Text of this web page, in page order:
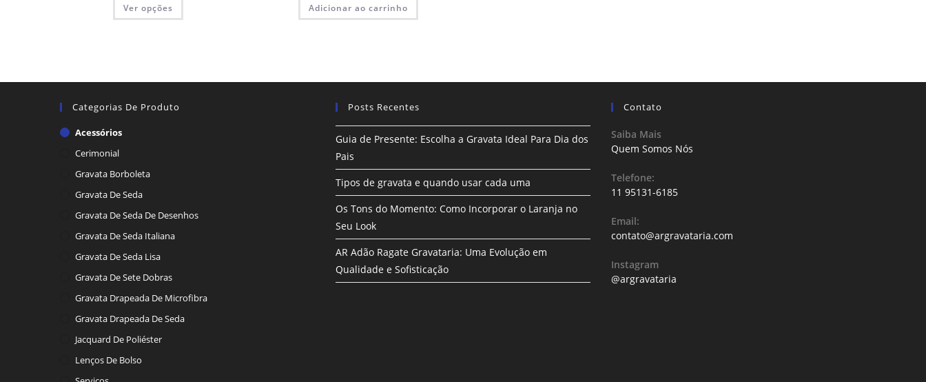
Ver opções Adicionar ao carrinho
Categorias De Produto
Acessórios
Cerimonial
Gravata Borboleta
Gravata De Seda
Gravata De Seda De Desenhos
Gravata De Seda Italiana
Gravata De Seda Lisa
Gravata De Sete Dobras
Gravata Drapeada De Microfibra
Gravata Drapeada De Seda
Jacquard De Poliéster
Lenços De Bolso
Posts Recentes
Guia de Presente: Escolha a Gravata Ideal Para Dia dos
Pais
Tipos de gravata e quando usar cada uma
Os Tons do Momento: Como Incorporar o Laranja no
Seu Look
AR Adão Ragate Gravataria: Uma Evolução em
Qualidade e Sofisticação
Contato
Saiba Mais
Quem Somos Nós
Telefone:
11 95131-6185
Email:
contato@argravataria.com
Instagram
@argravataria